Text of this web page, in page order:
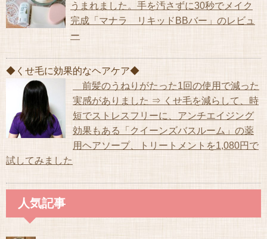
うまれました。手を汚さずに30秒でメイク
完成「マナラ リキッドBBバー」のレビュ
ー
◆くせ毛に効果的なヘアケア◆
前髪のうねりがたった1回の使用で減った
実感がありました ⇒ くせ毛を減らして、時
短でストレスフリーに、アンチエイジング
効果もある「クイーンズバスルーム」の薬
用ヘアソープ、トリートメントを1,080円で
試してみました
人気記事